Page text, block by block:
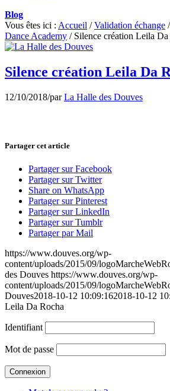
Blog
Vous êtes ici : Accueil / Validation échange /
Dance Academy / Silence création Leila Da
Silence création Leila Da
12/10/2018/parLa Halle des Douves
Partager cet article
Partager sur Facebook
Partager sur Twitter
Share on WhatsApp
Partager sur Pinterest
Partager sur LinkedIn
Partager sur Tumblr
Partager par Mail
https://www.douves.org/wp-
content/uploads/2015/09/
des Douves https://www.douves.org/wp-
content/uploads/2015/09/
Douves2018-10-12 10:09:162018-10-12
Leila Da Rocha
Identifiant
Mot de passe